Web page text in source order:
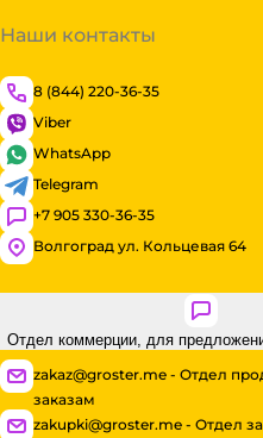
Наши контакты
8 (844) 220-36-35
Viber
WhatsApp
Telegram
+7 905 330-36-35
Волгоград ул. Кольцевая 64
Отдел коммерции, для
zakaz@groster.me - Отдел
заказам
zakupki@groster.me - Отдел